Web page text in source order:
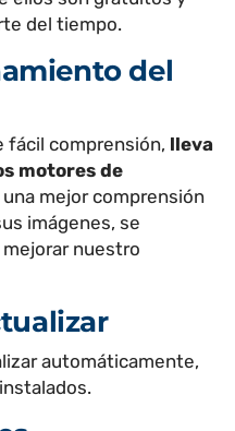
del tiempo.
del
fácil comprensión, lleva
motores de
una mejor comprensión
imágenes, se
nuestro
automáticamente,